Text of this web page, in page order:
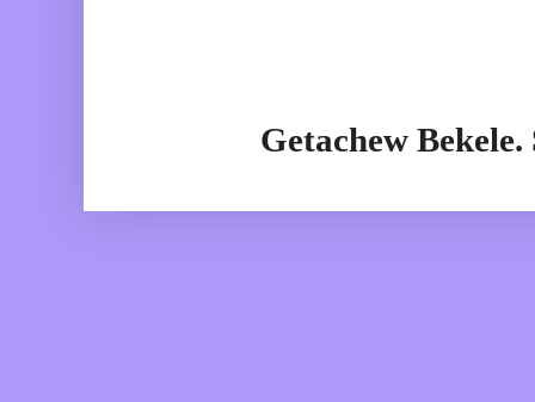
Getachew